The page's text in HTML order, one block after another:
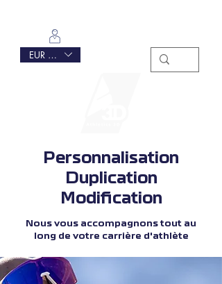
EUR (€)
Personnalisation
Duplication
Modification
Nous vous accompagnons tout au
long de votre carrière d'athlète